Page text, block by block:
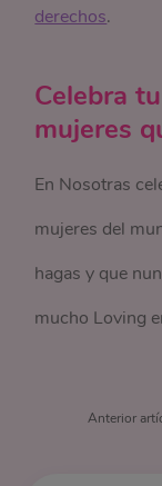
derechos.
Celebra
mujeres
En Nosotras
mujeres del
hagas y que
mucho Loving
Anterior